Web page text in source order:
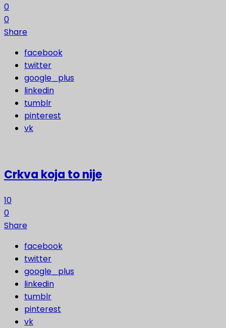
0
0
Share
facebook
twitter
google_plus
linkedin
tumblr
pinterest
vk
Crkva koja to nije
10
0
Share
facebook
twitter
google_plus
linkedin
tumblr
pinterest
vk